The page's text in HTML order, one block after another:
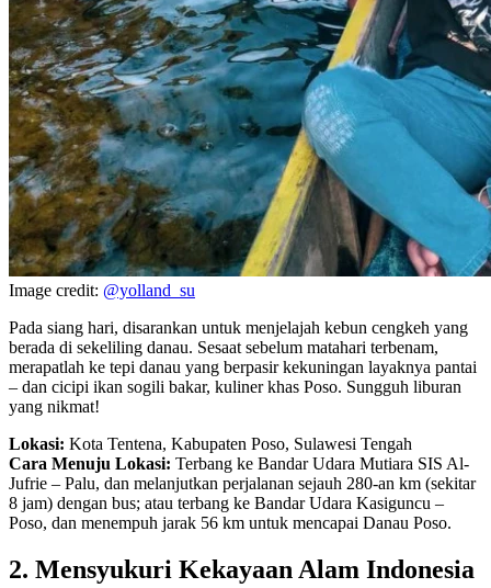
Image credit: @yolland_su
Pada siang hari, disarankan untuk menjelajah kebun cengkeh yang
berada di sekeliling danau. Sesaat sebelum matahari terbenam,
merapatlah ke tepi danau yang berpasir kekuningan layaknya pantai
– dan cicipi ikan sogili bakar, kuliner khas Poso. Sungguh liburan
yang nikmat!
Lokasi: Kota Tentena, Kabupaten Poso, Sulawesi Tengah
Cara Menuju Lokasi: Terbang ke Bandar Udara Mutiara SIS Al-
Jufrie – Palu, dan melanjutkan perjalanan sejauh 280-an km (sekitar
8 jam) dengan bus; atau terbang ke Bandar Udara Kasiguncu –
Poso, dan menempuh jarak 56 km untuk mencapai Danau Poso.
2. Mensyukuri Kekayaan Alam Indonesia